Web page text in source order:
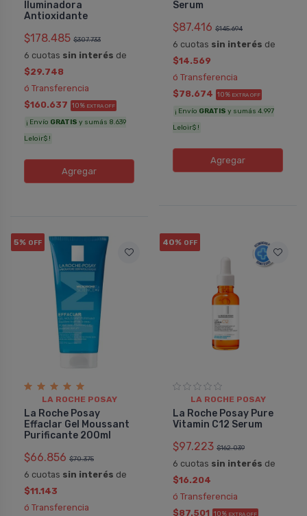
Iluminadora
Antioxidante
$178.485 $307.733
6 cuotas sin interés de
$29.748
ó Transferencia
$160.637 10% EXTRA OFF
¡ Envío GRATIS y sumás 8.639
Leloir$ !
Agregar
Serum
$87.416 $145.694
6 cuotas sin interés de
$14.569
ó Transferencia
$78.674 10% EXTRA OFF
¡ Envío GRATIS y sumás 4.997
Leloir$ !
Agregar
5% OFF
LA ROCHE POSAY
La Roche Posay
Effaclar Gel Moussant
Purificante 200ml
$66.856 $70.375
6 cuotas sin interés de
$11.143
ó Transferencia
40% OFF
LA ROCHE POSAY
La Roche Posay Pure
Vitamin C12 Serum
$97.223 $162.039
6 cuotas sin interés de
$16.204
ó Transferencia
$87.501 10% EXTRA OFF